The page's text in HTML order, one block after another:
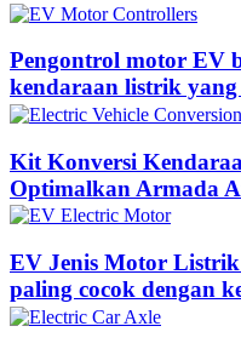
Pengontrol motor EV
kendaraan listrik yang
Kit Konversi
Optimalkan Armada
EV Jenis Motor
paling cocok dengan